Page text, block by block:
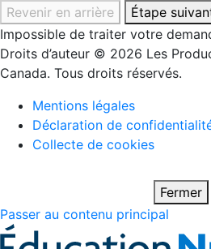
Revenir en arrière
Étape
Impossible de traiter votre
Droits d’auteur © 2026 Les
Canada. Tous droits réservés.
Mentions légales
Déclaration de
Collecte de cookies
Fermer
Passer au contenu principal